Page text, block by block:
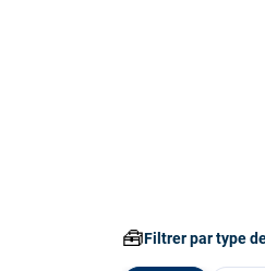
🧰Filtrer par type